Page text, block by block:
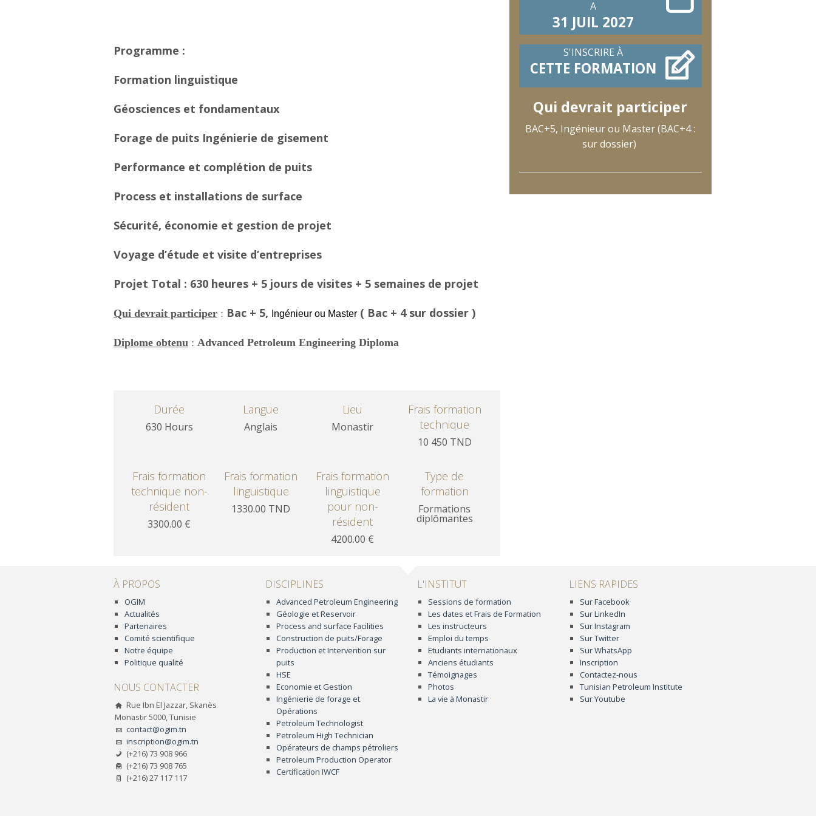
Programme :
Formation linguistique
Géosciences et fondamentaux
Forage de puits Ingénierie de gisement
Performance et complétion de puits
Process et installations de surface
Sécurité, économie et gestion de projet
Voyage d’étude et visite d’entreprises
Projet Total : 630 heures + 5 jours de visites + 5 semaines de projet
Qui devrait participer : Bac + 5, Ingénieur ou Master ( Bac + 4 sur dossier )
Diplome obtenu : Advanced Petroleum Engineering Diploma
Durée
630 Hours
Langue
Anglais
Lieu
Monastir
Frais formation
technique
10 450 TND
Frais formation
technique non-
résident
3300.00 €
Frais formation
linguistique
1330.00 TND
Frais formation
linguistique
pour non-
résident
4200.00 €
Type de
formation
Formations
diplômantes
A
31 JUIL 2027
S'INSCRIRE À
CETTE FORMATION
Qui devrait participer
BAC+5, Ingénieur ou Master (BAC+4 :
sur dossier)
À PROPOS
OGIM
Actualités
Partenaires
Comité scientifique
Notre équipe
Politique qualité
NOUS CONTACTER
Rue Ibn El Jazzar, Skanès
Monastir 5000, Tunisie
contact@ogim.tn
inscription@ogim.tn
(+216) 73 908 966
(+216) 73 908 765
(+216) 27 117 117
DISCIPLINES
Advanced Petroleum Engineering
Géologie et Reservoir
Process and surface Facilities
Construction de puits/Forage
Production et Intervention sur
puits
HSE
Economie et Gestion
Ingénierie de forage et
Opérations
Petroleum Technologist
Petroleum High Technician
Opérateurs de champs pétroliers
Petroleum Production Operator
Certification IWCF
L'INSTITUT
Sessions de formation
Les dates et Frais de Formation
Les instructeurs
Emploi du temps
Etudiants internationaux
Anciens étudiants
Témoignages
Photos
La vie à Monastir
LIENS RAPIDES
Sur Facebook
Sur LinkedIn
Sur Instagram
Sur Twitter
Sur WhatsApp
Inscription
Contactez-nous
Tunisian Petroleum Institute
Sur Youtube